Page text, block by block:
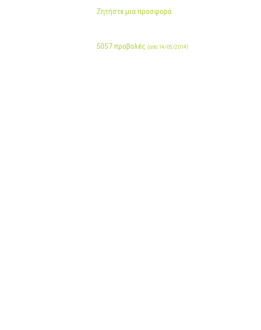
Ζητήστε μια προσφορά
5057 προβολές (από 14/05/2014)